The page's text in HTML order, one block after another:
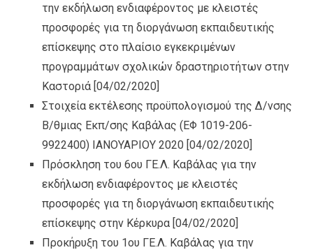
την εκδήλωση ενδιαφέροντος με κλειστές
προσφορές για τη διοργάνωση εκπαιδευτικής
επίσκεψης στο πλαίσιο εγκεκριμένων
προγραμμάτων σχολικών δραστηριοτήτων στην
Καστοριά [04/02/2020]
Στοιχεία εκτέλεσης προϋπολογισμού της Δ/νσης
Β/θμιας Εκπ/σης Καβάλας (ΕΦ 1019-206-
9922400) IANOYAΡΙΟΥ 2020 [04/02/2020]
Πρόσκληση του 6ου ΓΕ.Λ. Καβάλας για την
εκδήλωση ενδιαφέροντος με κλειστές
προσφορές για τη διοργάνωση εκπαιδευτικής
επίσκεψης στην Κέρκυρα [04/02/2020]
Προκήρυξη του 1ου ΓΕ.Λ. Καβάλας για την